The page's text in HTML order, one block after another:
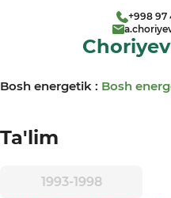
Bosh energetik : Bosh
Ta'lim
1993-1998
+998 97